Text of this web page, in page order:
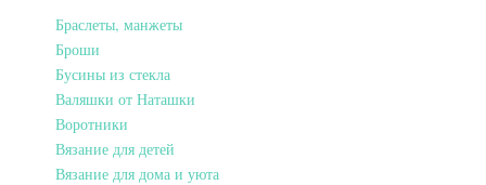
Браслеты, манжеты
Броши
Бусины из стекла
Валяшки от Наташки
Воротники
Вязание для детей
Вязание для дома и уюта